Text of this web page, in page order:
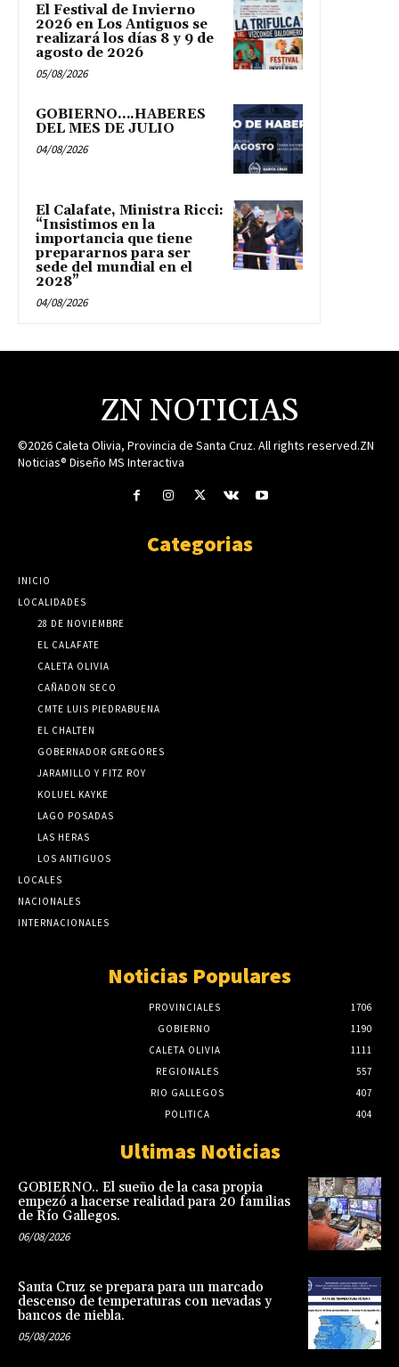
El Festival de Invierno
2026 en Los Antiguos se
realizará los días 8 y 9 de
agosto de 2026
05/08/2026
GOBIERNO….HABERES
DEL MES DE JULIO
04/08/2026
El Calafate, Ministra Ricci:
“Insistimos en la
importancia que tiene
prepararnos para ser
sede del mundial en el
2028”
04/08/2026
ZN NOTICIAS
©2026 Caleta Olivia, Provincia de Santa Cruz. All rights reserved.ZN
Noticias® Diseño MS Interactiva
Categorias
INICIO
LOCALIDADES
28 DE NOVIEMBRE
EL CALAFATE
CALETA OLIVIA
CAÑADON SECO
CMTE LUIS PIEDRABUENA
EL CHALTEN
GOBERNADOR GREGORES
JARAMILLO Y FITZ ROY
KOLUEL KAYKE
LAGO POSADAS
LAS HERAS
LOS ANTIGUOS
LOCALES
NACIONALES
INTERNACIONALES
Noticias Populares
PROVINCIALES
1706
GOBIERNO
1190
CALETA OLIVIA
1111
REGIONALES
557
RIO GALLEGOS
407
POLITICA
404
Ultimas Noticias
GOBIERNO.. El sueño de la casa propia
empezó a hacerse realidad para 20 familias
de Río Gallegos.
06/08/2026
Santa Cruz se prepara para un marcado
descenso de temperaturas con nevadas y
bancos de niebla.
05/08/2026